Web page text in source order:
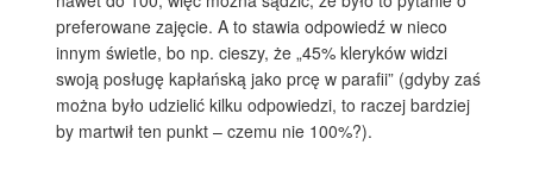
preferowane zajęcie. A to stawia odpowiedź w nieco
innym świetle, bo np. cieszy, że „45% kleryków widzi
swoją posługę kapłańską jako prcę w parafii” (gdyby zaś
można było udzielić kilku odpowiedzi, to raczej bardziej
by martwił ten punkt – czemu nie 100%?).